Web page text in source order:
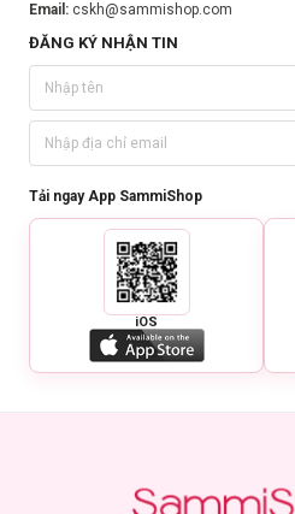
Email: cskh@sammishop.com
ĐĂNG KÝ NHẬN TIN
Tải ngay App SammiShop
iOS